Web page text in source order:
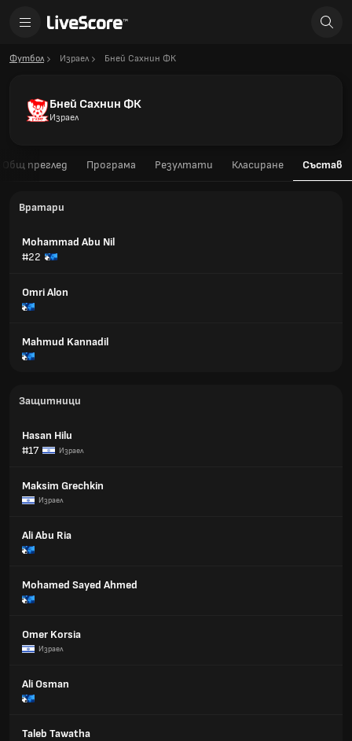
Футбол Израел Бней Сахнин ФК
Бней Сахнин ФК
Израел
Общ преглед Програма Резултати Класиране Състав
Вратари
Mohammad Abu Nil
#22
Omri Alon
Mahmud Kannadil
Защитници
Hasan Hilu
#17
Израел
Maksim Grechkin
Израел
Ali Abu Ria
Mohamed Sayed Ahmed
Omer Korsia
Израел
Ali Osman
Taleb Tawatha